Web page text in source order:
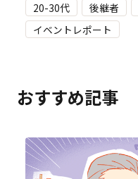
20-30代 後継者
イベントレポート
おすすめ記事